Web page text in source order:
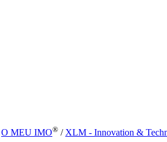
O MEU IMO® / XLM - Innovation &